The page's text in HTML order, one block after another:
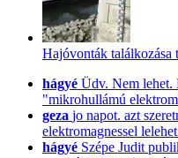
Hajóvonták találkozása
hágyé Üdv. Nem lehet.
"mikrohullámú
geza jo napot. azt
elektromagnessel
hágyé Szépe Judit